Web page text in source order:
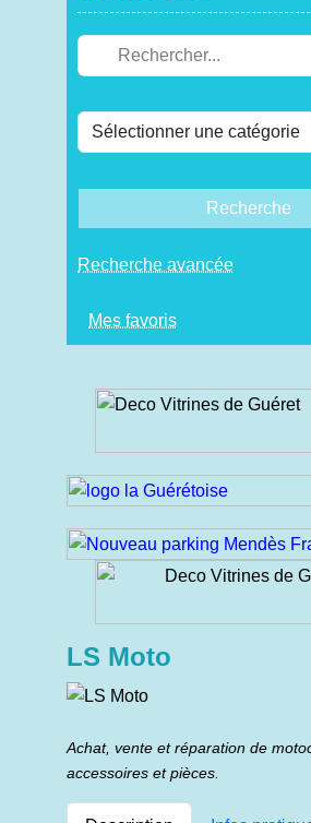
Recherche
Recherche avancée
Mes favoris
LS Moto
Achat, vente et réparation de
accessoires et pièces.